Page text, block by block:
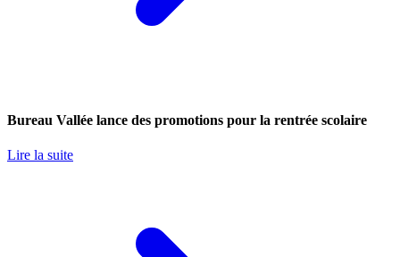
Bureau Vallée lance des promotions pour la rentrée scolaire
Lire la suite